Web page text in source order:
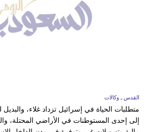
القدس ـ وكالات
متطلبات الحياة في إسرائيل تزداد غلاء، والبديل
إلى إحدى المستوطنات في الأراضي المحتلة،